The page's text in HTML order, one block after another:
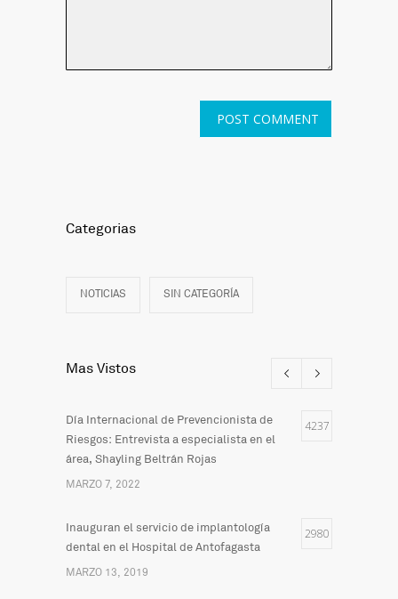
Categorias
NOTICIAS SIN CATEGORÍA
Mas Vistos
Día Internacional de Prevencionista de
Riesgos: Entrevista a especialista en el
área, Shayling Beltrán Rojas
4237
MARZO 7, 2022
Inauguran el servicio de implantología
dental en el Hospital de Antofagasta
2980
MARZO 13, 2019